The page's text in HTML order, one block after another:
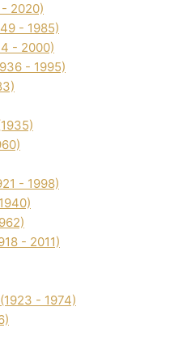
2020)
- 1985)
- 2000)
- 1995)
- 1998)
- 2011)
- 1974)